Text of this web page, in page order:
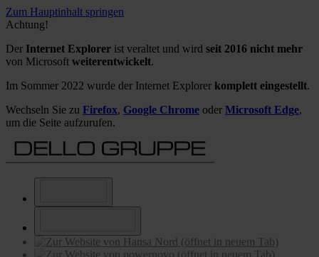
Zum Hauptinhalt springen
Achtung!
Der Internet Explorer ist veraltet und wird seit 2016 nicht mehr
von Microsoft weiterentwickelt.
Im Sommer 2022 wurde der Internet Explorer komplett eingestellt.
Wechseln Sie zu Firefox, Google Chrome oder Microsoft Edge,
um die Seite aufzurufen.